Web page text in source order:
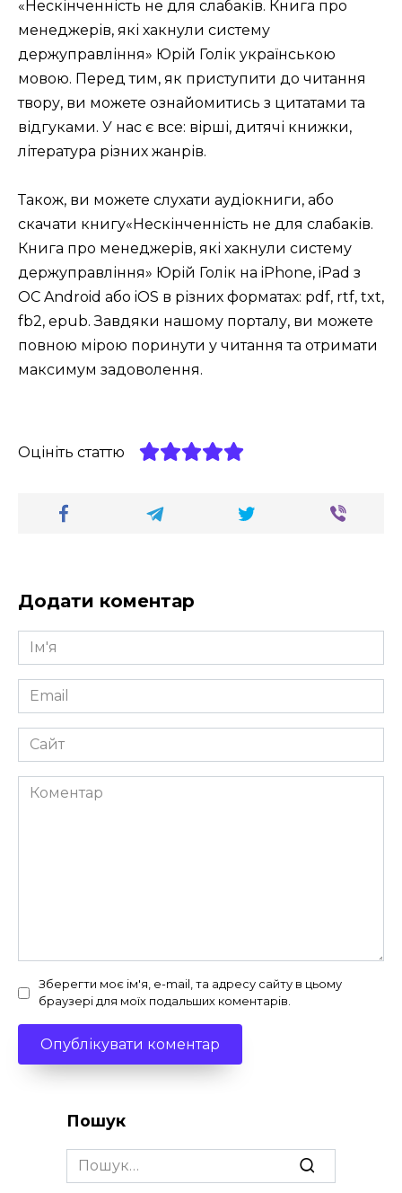
«Нескінченність не для слабаків. Книга про
менеджерів, які хакнули систему
держуправління» Юрій Голік українською
мовою. Перед тим, як приступити до читання
твору, ви можете ознайомитись з цитатами та
відгуками. У нас є все: вірші, дитячі книжки,
література різних жанрів.
Також, ви можете слухати аудіокниги, або
скачати книгу«Нескінченність не для слабаків.
Книга про менеджерів, які хакнули систему
держуправління» Юрій Голік на iPhone, iPad з
ОС Android або iOS в різних форматах: pdf, rtf, txt,
fb2, epub. Завдяки нашому порталу, ви можете
повною мірою поринути у читання та отримати
максимум задоволення.
Оцініть статтю
Додати коментар
Ім'я
*
Email
*
Сайт
Коментар
Зберегти моє ім'я, e-mail, та адресу сайту в цьому
браузері для моїх подальших коментарів.
Пошук
Search
for: